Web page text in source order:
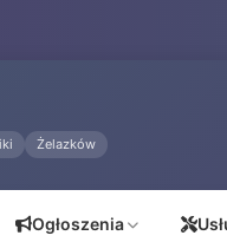
Żelazków
Ogłoszenia